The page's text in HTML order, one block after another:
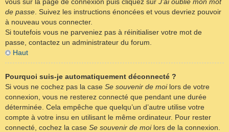
vous sur la page de connexion puis cliquez sur J’ai oublié mon mot
de passe. Suivez les instructions énoncées et vous devriez pouvoir
à nouveau vous connecter.
Si toutefois vous ne parveniez pas à réinitialiser votre mot de
passe, contactez un administrateur du forum.
Haut
Pourquoi suis-je automatiquement déconnecté ?
Si vous ne cochez pas la case Se souvenir de moilors de votre
connexion, vous ne resterez connecté que pendant une durée
déterminée. Cela empêche que quelqu’un d’autre utilise votre
compte à votre insu en utilisant le même ordinateur. Pour rester
connecté, cochez la case Se souvenir de moilors de la connexion.